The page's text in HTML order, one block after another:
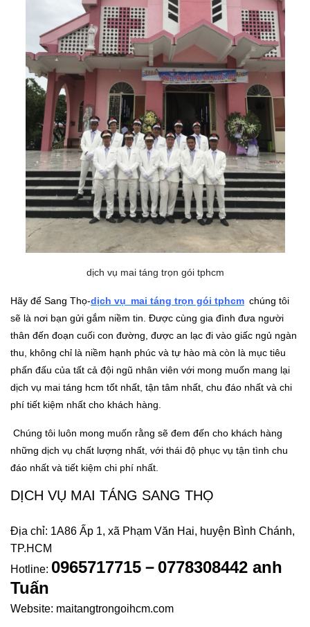
dịch vụ mai táng trọn gói tphcm
Hãy để Sang Thọ-dịch vụ mai táng trọn gói tphcm chúng tôi
sẽ là nơi bạn gửi gắm niềm tin. Được cùng gia đình đưa người
thân đến đoạn cuối con đường, được an lạc đi vào giấc ngủ ngàn
thu, không chỉ là niềm hạnh phúc và tự hào mà còn là mục tiêu
phấn đấu của tất cả đội ngũ nhân viên với mong muốn mang lại
dịch vụ mai táng hcm tốt nhất, tận tâm nhất, chu đáo nhất và chi
phí tiết kiệm nhất cho khách hàng.
Chúng tôi luôn mong muốn rằng sẽ đem đến cho khách hàng
những dịch vụ chất lượng nhất, với thái độ phục vụ tận tình chu
đáo nhất và tiết kiệm chi phí nhất.
DỊCH VỤ MAI TÁNG SANG THỌ
Địa chỉ: 1A86 Ấp 1, xã Phạm Văn Hai, huyện Bình Chánh,
TP.HCM
Hotline: 0965717715－0778308442 anh
Tuấn
Website: maitangtrongoihcm.com